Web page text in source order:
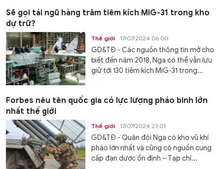
Sẽ gọi tái ngũ hàng trăm tiêm kích MiG-31 trong kho
dự trữ?
Thế giới 17/07/2024 06:00
GD&TĐ - Các nguồn thông tin mở cho
biết đến năm 2018, Nga có thể vẫn lưu
giữ tới 130 tiêm kích MiG-31 trong...
Forbes nêu tên quốc gia có lực lượng pháo binh lớn
nhất thế giới
Thế giới 17/07/2024 23:01
GD&TĐ - Quân đội Nga có kho vũ khí
pháo lớn nhất và cũng có nguồn cung
cấp đạn dược ổn định – Tạp chí...